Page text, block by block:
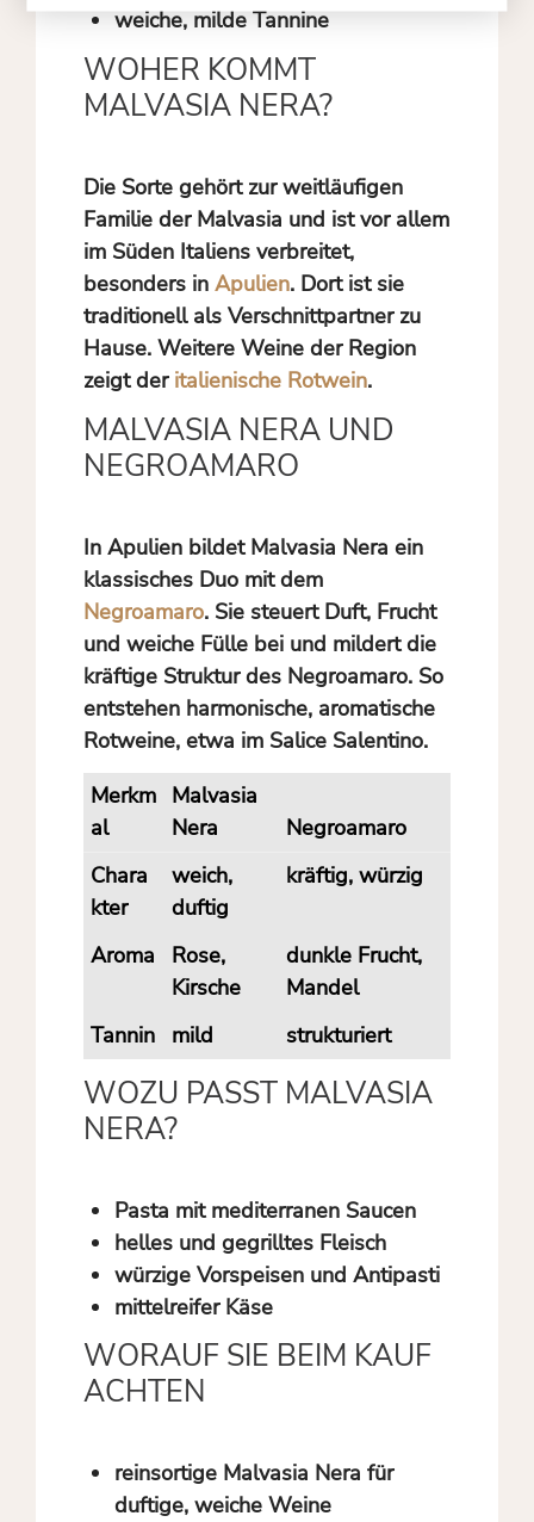
weiche, milde Tannine
WOHER KOMMT
MALVASIA NERA?
Die Sorte gehört zur weitläufigen
Familie der Malvasia und ist vor allem
im Süden Italiens verbreitet,
besonders in Apulien. Dort ist sie
traditionell als Verschnittpartner zu
Hause. Weitere Weine der Region
zeigt der italienische Rotwein.
MALVASIA NERA UND
NEGROAMARO
In Apulien bildet Malvasia Nera ein
klassisches Duo mit dem
Negroamaro. Sie steuert Duft, Frucht
und weiche Fülle bei und mildert die
kräftige Struktur des Negroamaro. So
entstehen harmonische, aromatische
Rotweine, etwa im Salice Salentino.
Merkm
al
Malvasia
Nera
Negroamaro
Chara
kter
weich,
duftig
kräftig, würzig
Aroma
Rose,
Kirsche
dunkle Frucht,
Mandel
Tannin
mild strukturiert
WOZU PASST MALVASIA
NERA?
Pasta mit mediterranen Saucen
helles und gegrilltes Fleisch
würzige Vorspeisen und Antipasti
mittelreifer Käse
WORAUF SIE BEIM KAUF
ACHTEN
reinsortige Malvasia Nera für
duftige, weiche Weine